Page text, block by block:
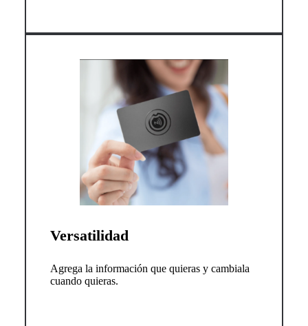
Versatilidad
Agrega la información que quieras y cambiala
cuando quieras.